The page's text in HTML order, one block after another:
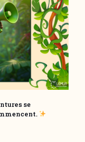
se